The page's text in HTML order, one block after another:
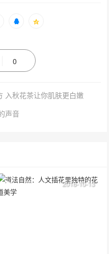
0
入秋花茶让你肌肤更白嫩
声音
2018-10-13